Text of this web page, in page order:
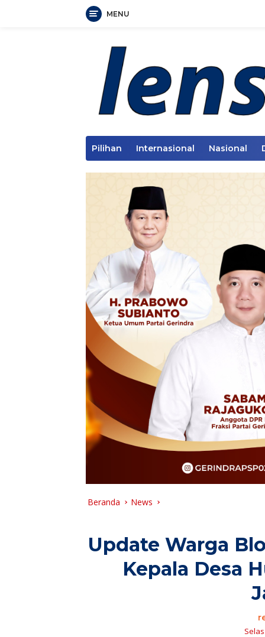
MENU
Pilihan Internasional Nasional
Beranda News
Update Warga
Kepala Desa